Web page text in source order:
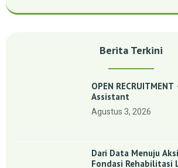
Berita Terkini
OPEN
Assistant
Agustus 3, 2026
Dari Data Menuju
Fondasi Rehabilitasi